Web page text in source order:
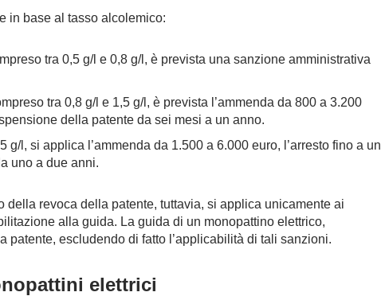
in base al tasso alcolemico:
tra 0,5 g/l e 0,8 g/l, è prevista una sanzione amministrativa
tra 0,8 g/l e 1,5 g/l, è prevista l’ammenda da 800 a 3.200
della patente da sei mesi a un anno.
g/l, si applica l’ammenda da 1.500 a 6.000 euro, l’arresto fino a un
uno a due anni.
revoca della patente, tuttavia, si applica unicamente ai
alla guida. La guida di un monopattino elettrico,
escludendo di fatto l’applicabilità di tali sanzioni.
elettrici